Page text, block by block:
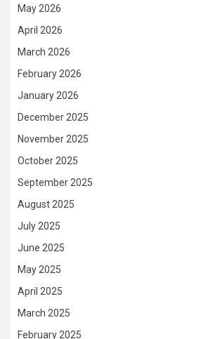
May 2026
April 2026
March 2026
February 2026
January 2026
December 2025
November 2025
October 2025
September 2025
August 2025
July 2025
June 2025
May 2025
April 2025
March 2025
February 2025